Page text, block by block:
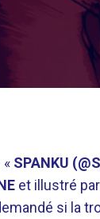
« SPANKU
et illustré par
si la